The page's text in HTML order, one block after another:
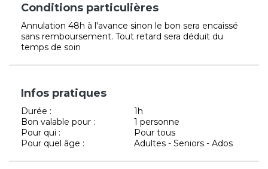
Conditions particulières
Annulation 48h à l'avance sinon le bon sera encaissé
sans remboursement. Tout retard sera déduit du
temps de soin
Infos pratiques
Durée :
1h
Bon valable pour :
1 personne
Pour qui :
Pour tous
Pour quel âge :
Adultes - Seniors - Ados